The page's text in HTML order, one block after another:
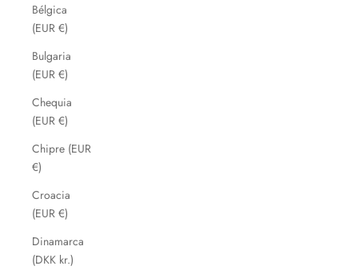
Bélgica
(EUR €)
Bulgaria
(EUR €)
Chequia
(EUR €)
Chipre (EUR
€)
Croacia
(EUR €)
Dinamarca
(DKK kr.)